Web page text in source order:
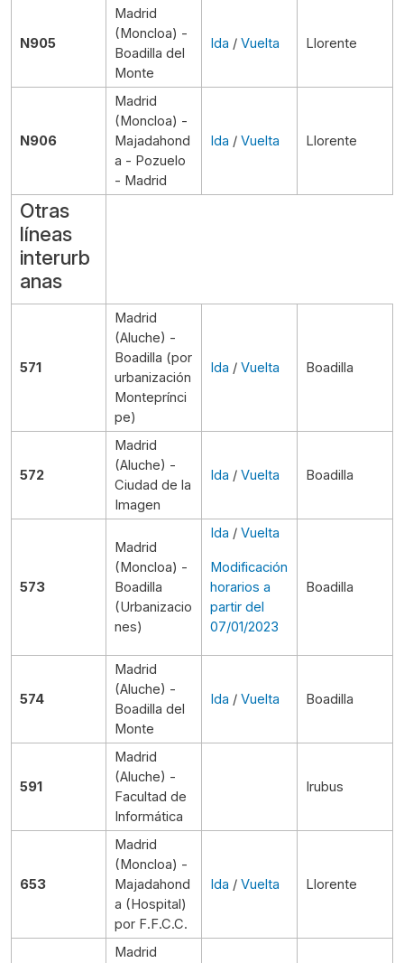
N905
Madrid
(Moncloa) -
Boadilla del
Monte
Ida / Vuelta Llorente
N906
Madrid
(Moncloa) -
Majadahond
a - Pozuelo
- Madrid
Ida / Vuelta Llorente
Otras
líneas
interurb
anas
571
Madrid
(Aluche) -
Boadilla (por
urbanización
Monteprínci
pe)
Ida / Vuelta Boadilla
572
Madrid
(Aluche) -
Ciudad de la
Imagen
Ida / Vuelta Boadilla
573
Madrid
(Moncloa) -
Boadilla
(Urbanizacio
nes)
Ida / Vuelta
Modificación
horarios a
partir del
07/01/2023
Boadilla
574
Madrid
(Aluche) -
Boadilla del
Monte
Ida / Vuelta Boadilla
591
Madrid
(Aluche) -
Facultad de
Informática
Irubus
653
Madrid
(Moncloa) -
Majadahond
a (Hospital)
por F.F.C.C.
Ida / Vuelta Llorente
Madrid